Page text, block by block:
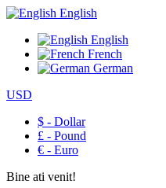
English
English
French
German
USD
$ - Dollar
£ - Pound
€ - Euro
Bine ati venit!